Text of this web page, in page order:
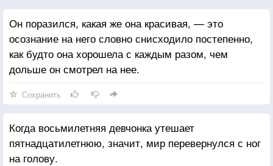
Он поразился, какая же она красивая, — это
осознание на него словно снисходило постепенно,
как будто она хорошела с каждым разом, чем
дольше он смотрел на нее.
Сохранить
Когда восьмилетняя девчонка утешает
пятнадцатилетнюю, значит, мир перевернулся с ног
на голову.